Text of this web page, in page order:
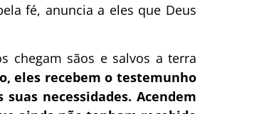
fé, anuncia a eles que Deus
chegam sãos e salvos a terra
eles recebem o testemunho
necessidades. Acendem